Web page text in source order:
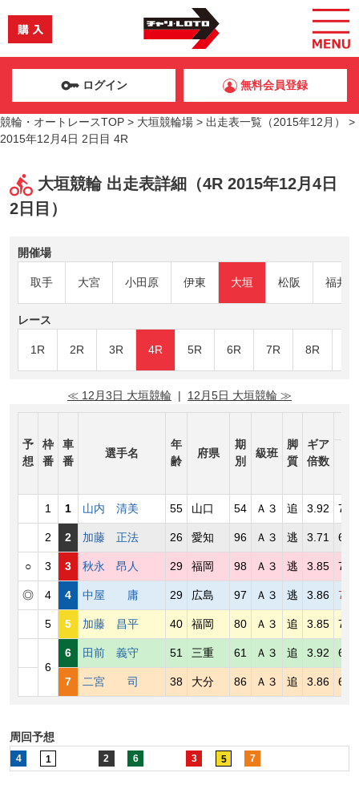
ログイン 無料会員登録
競輪・オートレースTOP > 大垣競輪場 > 出走表一覧（2015年12月）
>
2015年12月4日 2日目 4R
大垣競輪 出走表詳細（4R 2015年12月4日
2日目）
開催場
取手 大宮 小田原 伊東 大垣 松阪 福井
レース
1R 2R 3R 4R 5R 6R 7R 8R
≪ 12月3日 大垣競輪 | 12月5日 大垣競輪 ≫
予
想
枠
番
車
番
選手名
年
齢
府県
期
別
級班
脚
質
ギア
倍数
1 1 山内 清美 55 山口 54 Ａ３ 追 3.92
2 2 加藤 正法 26 愛知 96 Ａ３ 逃 3.71
○ 3 3 秋永 昂人 29 福岡 98 Ａ３ 逃 3.85
◎ 4 4 中屋 庸 29 広島 97 Ａ３ 逃 3.86
5 5 加藤 昌平 40 福岡 80 Ａ３ 追 3.85
6
6 田前 義守 51 三重 61 Ａ３ 追 3.92
7 二宮 司 38 大分 86 Ａ３ 追 3.86
周回予想
4 1 2 6 3 5 7